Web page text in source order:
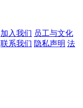
加入我们 员工与文化
联系我们 隐私声明 法